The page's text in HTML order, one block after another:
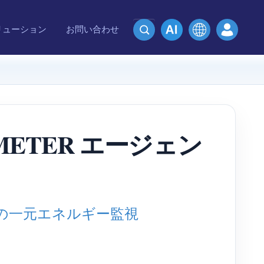
ューション お問い合わせ
エージェン
一元エネルギー監視